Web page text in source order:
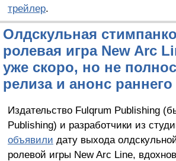
трейлер.
Олдскульная
ролевая игра New Arc
уже скоро, но не
релиза и анонс
Издательство Fulqrum Publishing
Publishing) и разработчики из
объявили дату выхода
ролевой игры New Arc Line,